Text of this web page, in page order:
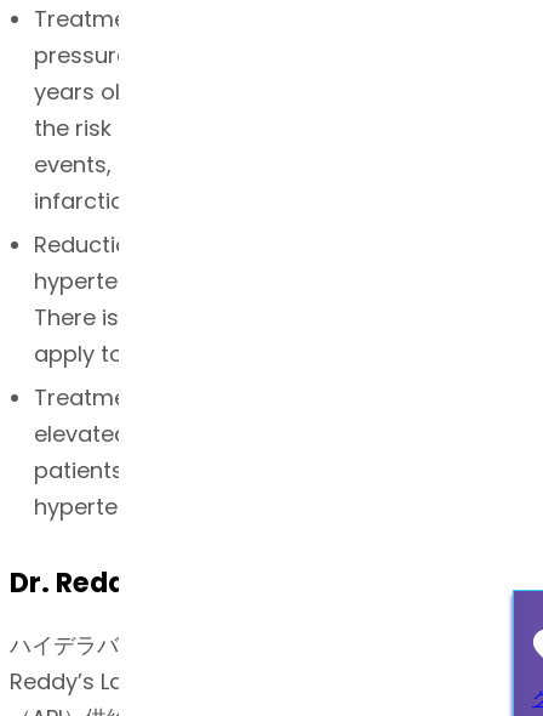
Treatment of hypertension, to lower blood
pressure in adults and children greater than 6
years old. Lowering blood pressure reduces
the risk of fatal and nonfatal cardiovascular
events, primarily strokes and myocardial
infarctions.
Reduction of the risk of stroke in patients with
hypertension and left ventricular hypertrophy.
There is evidence that this benefit does not
apply to Black patients. (1.2)
Treatment of diabetic nephropathy with an
elevated serum creatinine and proteinuria in
patients with type 2 diabetes and a history of
hypertension.
Dr. Reddy’sの専門知識・技術
ハイデラバード（インド）に本社を構えるDr.
Reddy’s Laboratoriesは、世界的に有名な原薬